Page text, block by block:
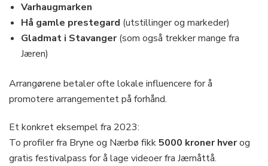
Varhaugmarken
Hå gamle prestegard (utstillinger og markeder)
Gladmat i Stavanger(som også trekker mange fra
Jæren)
Arrangørene betaler ofte lokale influencere for å
promotere arrangementet på forhånd.
Et konkret eksempel fra 2023:
To profiler fra Bryne og Nærbø fikk5000 kroner hverog
gratis festivalpass for å lage videoer fra Jærnåttå.